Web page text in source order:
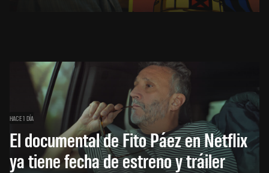
HACE 1 DÍA
El documental de Fito Páez en Netflix
ya tiene fecha de estreno y tráiler